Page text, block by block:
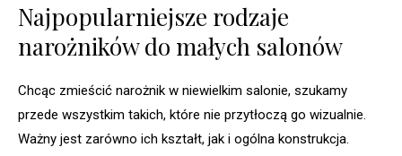
Najpopularniejsze rodzaje
narożników do małych salonów
Chcąc zmieścić narożnik w niewielkim salonie, szukamy
przede wszystkim takich, które nie przytłoczą go wizualnie.
Ważny jest zarówno ich kształt, jak i ogólna konstrukcja.